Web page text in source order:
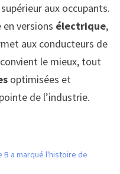
aux occupants.
versions électrique,
aux conducteurs de
le mieux, tout
optimisées et
de l’industrie.
B a marqué l'histoire de